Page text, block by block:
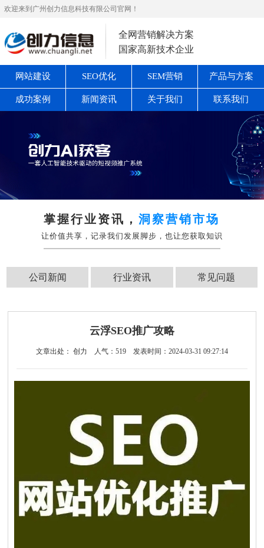
欢迎来到广州创力信息科技有限公司官网！
全网营销解决方案
国家高新技术企业
网站建设 SEO优化 SEM营销 产品与方案
成功案例 新闻资讯 关于我们 联系我们
掌握行业资讯，洞察营销市场
让价值共享，记录我们发展脚步，也让您获取知识
公司新闻 行业资讯 常见问题
云浮SEO推广攻略
文章出处： 创力 人气： 519 发表时间：2024-03-31 09:27:14